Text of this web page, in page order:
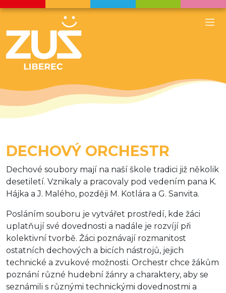
DECHOVÝ ORCHESTR
Dechové soubory mají na naší škole tradici již několik
desetiletí. Vznikaly a pracovaly pod vedením pana K.
Hájka a J. Malého, později M. Kotlára a G. Sanvita.
Posláním souboru je vytvářet prostředí, kde žáci
uplatňují své dovednosti a nadále je rozvíjí při
kolektivní tvorbě. Žáci poznávají rozmanitost
ostatních dechových a bicích nástrojů, jejich
technické a zvukové možnosti. Orchestr chce žákům
poznání různé hudební žánry a charaktery, aby se
seznámili s různými technickými dovednostmi a